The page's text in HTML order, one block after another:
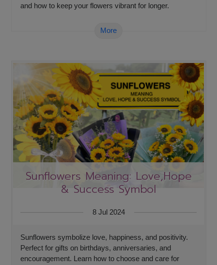
and how to keep your flowers vibrant for longer.
More
Sunflowers Meaning: Love,Hope
& Success Symbol
8 Jul 2024
Sunflowers symbolize love, happiness, and positivity.
Perfect for gifts on birthdays, anniversaries, and
encouragement. Learn how to choose and care for